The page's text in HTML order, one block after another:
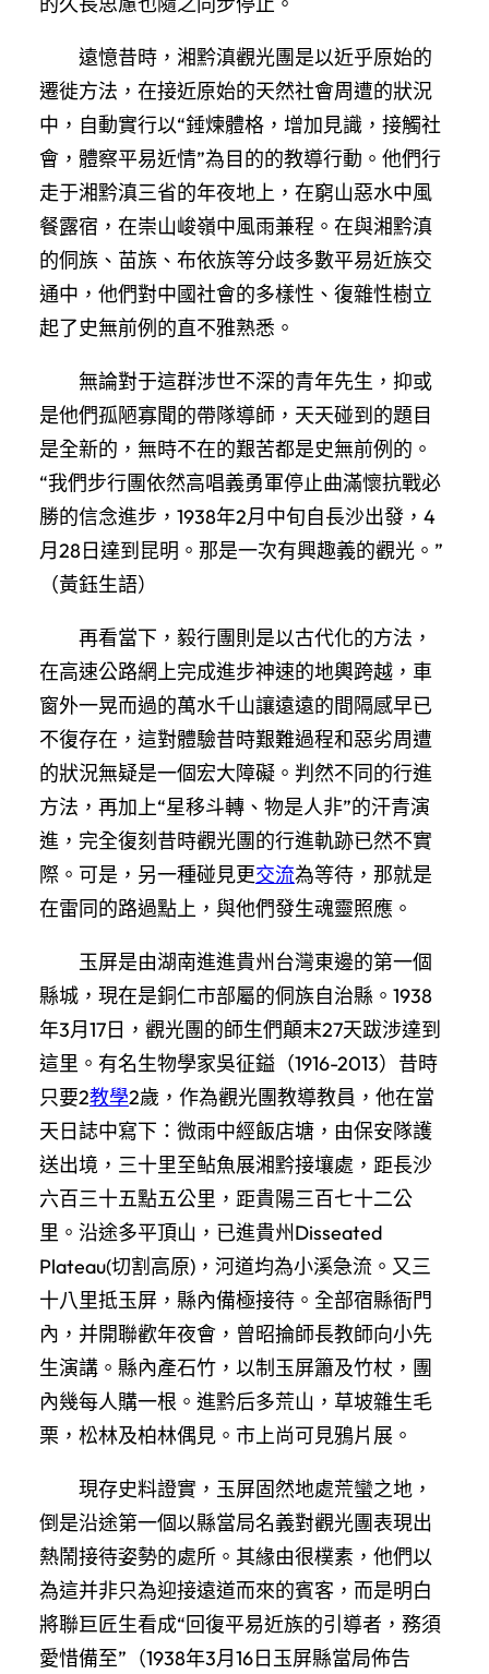
遠憶昔時，湘黔滇觀光團是以近乎原始的
遷徙方法，在接近原始的天然社會周遭的狀況
中，自動實行以“錘煉體格，增加見識，接觸社
會，體察平易近情”為目的的教導行動。他們行
走于湘黔滇三省的年夜地上，在窮山惡水中風
餐露宿，在崇山峻嶺中風雨兼程。在與湘黔滇
的侗族、苗族、布依族等分歧多數平易近族交
通中，他們對中國社會的多樣性、復雜性樹立
起了史無前例的直不雅熟悉。
無論對于這群涉世不深的青年先生，抑或
是他們孤陋寡聞的帶隊導師，天天碰到的題目
是全新的，無時不在的艱苦都是史無前例的。
“我們步行團依然高唱義勇軍停止曲滿懷抗戰必
勝的信念進步，1938年2月中旬自長沙出發，4
月28日達到昆明。那是一次有興趣義的觀光。”
（黃鈺生語）
再看當下，毅行團則是以古代化的方法，
在高速公路網上完成進步神速的地輿跨越，車
窗外一晃而過的萬水千山讓遠遠的間隔感早已
不復存在，這對體驗昔時艱難過程和惡劣周遭
的狀況無疑是一個宏大障礙。判然不同的行進
方法，再加上“星移斗轉、物是人非”的汗青演
進，完全復刻昔時觀光團的行進軌跡已然不實
際。可是，另一種碰見更交流為等待，那就是
在雷同的路過點上，與他們發生魂靈照應。
玉屏是由湖南進進貴州台灣東邊的第一個
縣城，現在是銅仁市部屬的侗族自治縣。1938
年3月17日，觀光團的師生們顛末27天跋涉達到
這里。有名生物學家吳征鎰（1916-2013）昔時
只要2教學2歲，作為觀光團教導教員，他在當
天日誌中寫下：微雨中經飯店塘，由保安隊護
送出境，三十里至鲇魚展湘黔接壤處，距長沙
六百三十五點五公里，距貴陽三百七十二公
里。沿途多平頂山，已進貴州Disseated
Plateau(切割高原)，河道均為小溪急流。又三
十八里抵玉屏，縣內備極接待。全部宿縣衙門
內，并開聯歡年夜會，曾昭掄師長教師向小先
生演講。縣內產石竹，以制玉屏簫及竹杖，團
內幾每人購一根。進黔后多荒山，草坡雜生毛
栗，松林及柏林偶見。市上尚可見鴉片展。
現存史料證實，玉屏固然地處荒蠻之地，
倒是沿途第一個以縣當局名義對觀光團表現出
熱鬧接待姿勢的處所。其緣由很樸素，他們以
為這并非只為迎接遠道而來的賓客，而是明白
將聯巨匠生看成“回復平易近族的引導者，務須
愛惜備至”（1938年3月16日玉屏縣當局佈告